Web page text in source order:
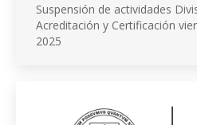
Suspensión de actividades
Acreditación y Certificación
2025